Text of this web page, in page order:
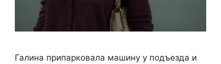
Галина припарковала машину у подъезда и